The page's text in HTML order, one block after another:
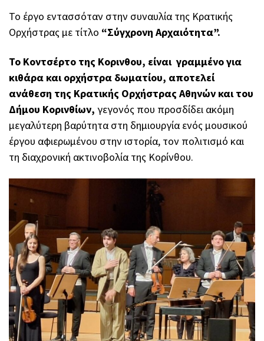
To έργο εντασσόταν στην συναυλία της Κρατικής
Ορχήστρας με τίτλο “Σύγχρονη Αρχαιότητα”.
Το Κοντσέρτο της Κορινθου, είναι γραμμένο για
κιθάρα και ορχήστρα δωματίου, αποτελεί
ανάθεση της Κρατικής Ορχήστρας Αθηνών και του
Δήμου Κορινθίων, γεγονός που προσδίδει ακόμη
μεγαλύτερη βαρύτητα στη δημιουργία ενός μουσικού
έργου αφιερωμένου στην ιστορία, τον πολιτισμό και
τη διαχρονική ακτινοβολία της Κορίνθου.